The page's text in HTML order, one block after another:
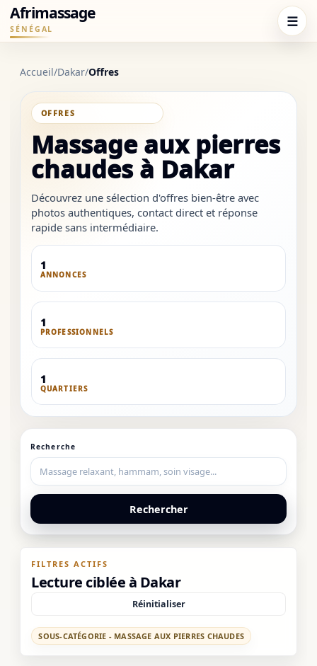
Afrimassage
SÉNÉGAL ☰
Accueil/Dakar/Offres
Massage aux pierres
chaudes à Dakar
Découvrez une sélection d'offres bien-être avec
photos authentiques, contact direct et réponse
rapide sans intermédiaire.
ANNONCES
1
PROFESSIONNELS
1
QUARTIERS
1
Recherche
Rechercher
FILTRES ACTIFS
Lecture ciblée à Dakar
Réinitialiser
SOUS-CATÉGORIE - MASSAGE AUX PIERRES CHAUDES